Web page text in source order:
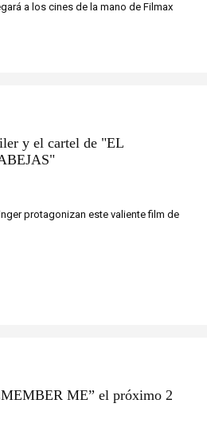
a los cines de la mano de Filmax
y el cartel de "EL
protagonizan este valiente film de
ME” el próximo 2